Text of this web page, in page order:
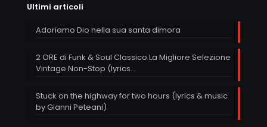
Ultimi articoli
Adoriamo Dio nella sua santa dimora
2 ORE di Funk & Soul Classico La Migliore Selezione
Vintage Non-Stop (lyrics…
Stuck on the highway for two hours (lyrics & music
by Gianni Peteani)